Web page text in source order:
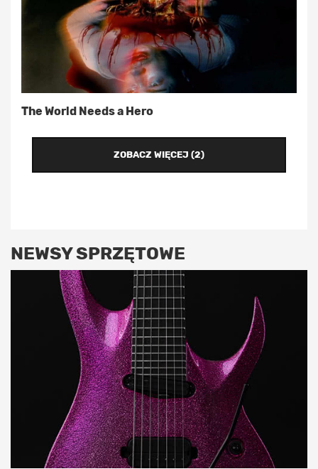
The World Needs a Hero
ZOBACZ WIĘCEJ (2)
NEWSY SPRZĘTOWE